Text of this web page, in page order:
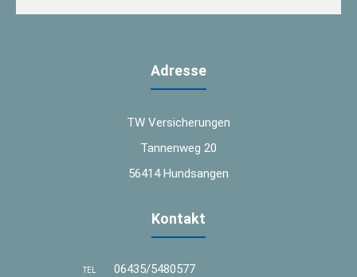
Adresse
TW Versicherungen
Tannenweg 20
56414 Hundsangen
Kontakt
TEL 06435/5480577